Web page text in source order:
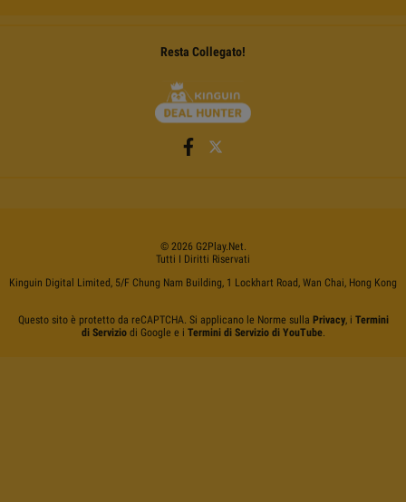
Resta Collegato!
© 2026 G2Play.net.
Tutti I Diritti Riservati
Kinguin Digital Limited, 5/F Chung Nam Building, 1 Lockhart Road, Wan Chai, Hong Kong
Questo sito è protetto da reCAPTCHA. Si applicano le Norme sulla Privacy, i Termini
di Serviziodi Google e i Termini di Servizio di YouTube.